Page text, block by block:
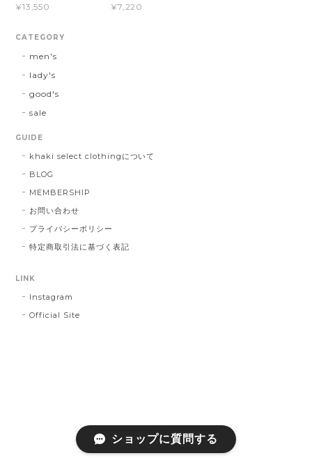
¥13,550
¥7,220
CATEGORY
men's
lady's
good's
sale
GUIDE
khaki select clothingについて
BLOG
MEMBERSHIP
お問い合わせ
プライバシーポリシー
特定商取引法に基づく表記
LINK
Instagram
Official Site
ショップに質問する